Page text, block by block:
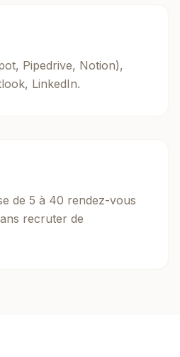
Pipedrive, Notion),
LinkedIn.
de 5 à 40 rendez-vous
recruter de